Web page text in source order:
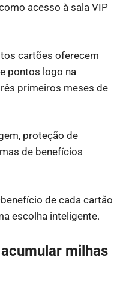
acesso à sala VIP
cartões oferecem
pontos logo na
primeiros meses de
proteção de
de benefícios
de cada cartão
escolha inteligente.
milhas